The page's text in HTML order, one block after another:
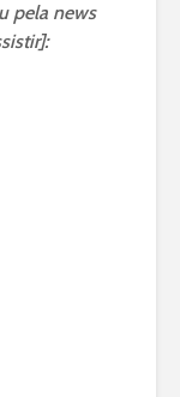
pela news